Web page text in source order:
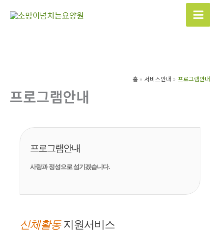
홈 서비스안내 프로그램안내
프로그램안내
프로그램안내
사랑과 정성으로 섬기겠습니다.
신체활동지원서비스